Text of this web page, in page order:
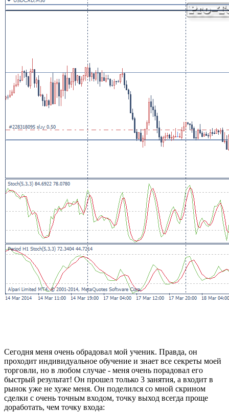
Сегодня меня очень обрадовал мой ученик. Правда, он
проходит индивидуальное обучение и знает все секреты моей
торговли, но в любом случае - меня очень порадовал его
быстрый результат! Он прошел только 3 занятия, а входит в
рынок уже не хуже меня. Он поделился со мной скрином
сделки с очень точным входом, точку выход всегда проще
доработать, чем точку входа: